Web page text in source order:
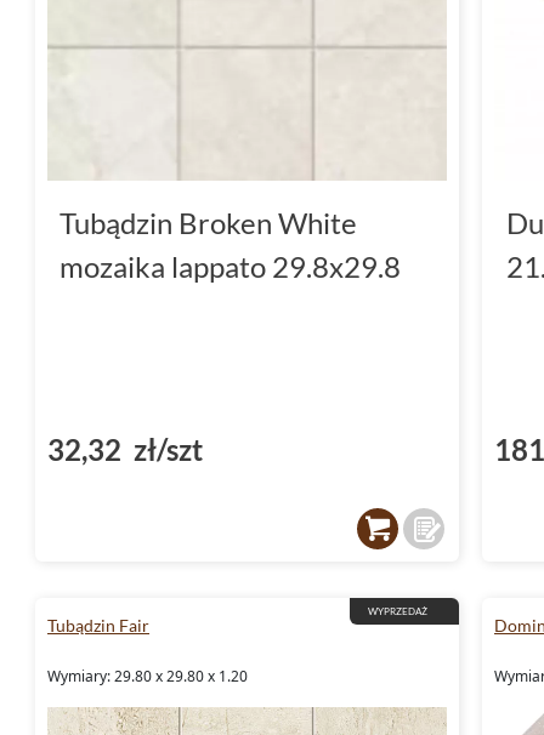
Tubądzin Broken White
mozaika lappato 29.8x29.8
32,32 zł/szt
WYPRZEDAŻ
Tubądzin Fair
Wymiary: 29.80 x 29.80 x 1.20